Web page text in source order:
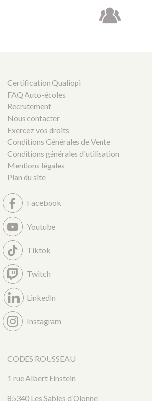
Certification Qualiopi
FAQ Auto-écoles
Recrutement
Nous contacter
Exercez vos droits
Conditions Générales de Vente
Conditions générales d'utilisation
Mentions légales
Plan du site
Facebook
Youtube
Tiktok
Twitch
LinkedIn
Instagram
CODES ROUSSEAU
1 rue Albert Einstein
85340 Les Sables d’Olonne